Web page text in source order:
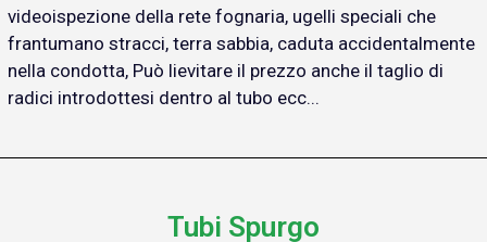
videoispezione della rete fognaria, ugelli speciali che
frantumano stracci, terra sabbia, caduta accidentalmente
nella condotta, Può lievitare il prezzo anche il taglio di
radici introdottesi dentro al tubo ecc...
Tubi Spurgo